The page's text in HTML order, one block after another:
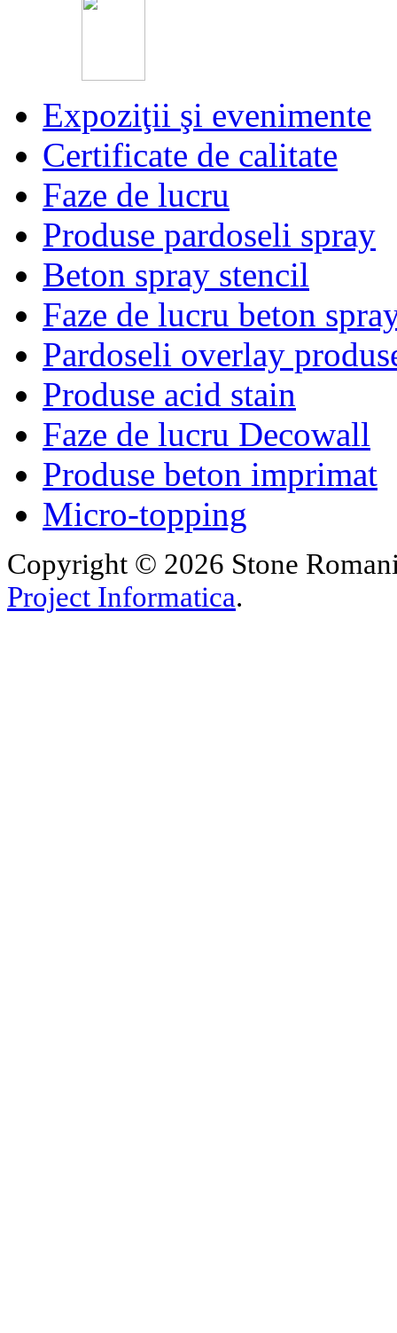
Expoziţii şi evenimente
Certificate de calitate
Faze de lucru
Produse pardoseli spray
Beton spray stencil
Faze de lucru beton
Pardoseli overlay
Produse acid stain
Faze de lucru Decowall
Produse beton imprimat
Micro-topping
Copyright © 2026 Stone
Project Informatica.